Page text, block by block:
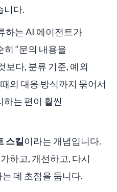
니다.
하는 AI 에이전트가
“문의 내용을
보다, 분류 기준, 예외
의 대응 방식까지 묶어서
하는 편이 훨씬
스킬이라는 개념입니다.
하고, 개선하고, 다시
데 초점을 둡니다.